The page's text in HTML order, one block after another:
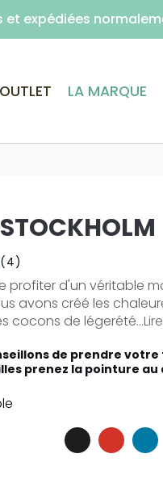
OUTLET LA MARQUE
(4)
profiter d'un véritable
avons créé les
cocons de légerété...
de prendre votre
prenez la pointure au
et expédiées